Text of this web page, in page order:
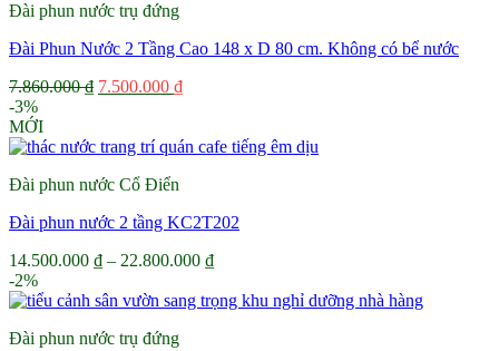
Đài phun nước trụ đứng
Đài Phun Nước 2 Tầng Cao 148 x D 80 cm. Không có bể nước
7.860.000₫ Giá
7.860.000 ₫.
7.500.000 ₫Giá
là:
-3%
MỚI
Đài phun nước Cổ Điển
Đài phun nước 2 tầng KC2T202
14.500.000 ₫ – 22.800.000 ₫Khoảng
từ
-2%
Đài phun nước trụ đứng